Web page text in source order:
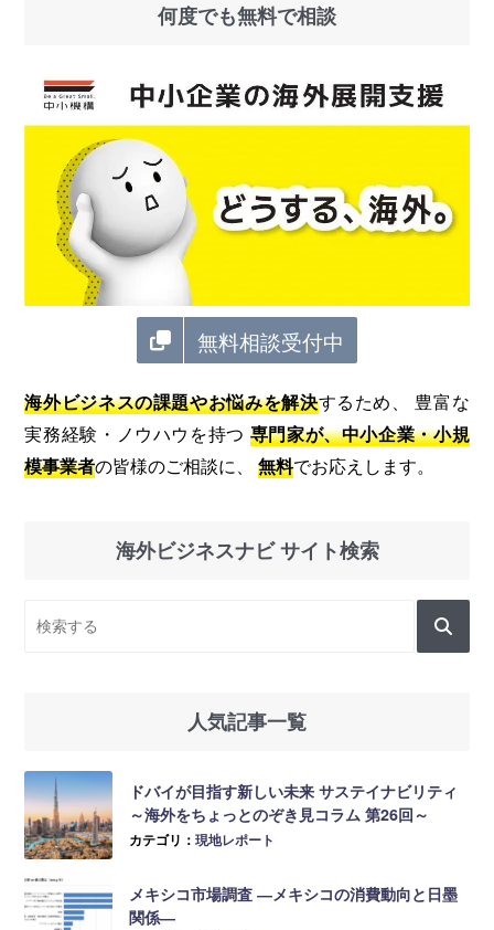
何度でも無料で相談
無料相談受付中
海外ビジネスの課題やお悩みを解決するため、 豊富な
実務経験・ノウハウを持つ 専門家が、中小企業・小規
模事業者の皆様のご相談に、無料でお応えします。
海外ビジネスナビ サイト検索
人気記事一覧
ドバイが目指す新しい未来 サステイナビリティ
～海外をちょっとのぞき見コラム 第26回～
カテゴリ：現地レポート
メキシコ市場調査 ―メキシコの消費動向と日墨
関係―